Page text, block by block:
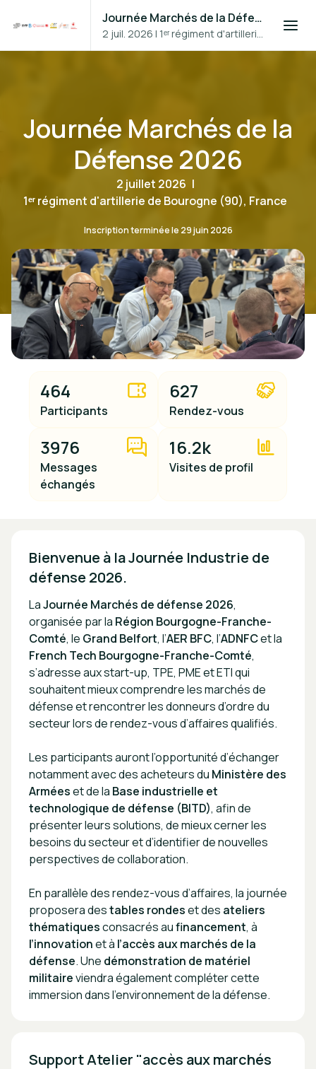
Journée Marchés de la Défense 2026
2 juil. 2026 |1ᵉʳ régiment d'artillerie
de Bourogne (90), France
Journée Marchés de la
Défense 2026
2 juillet 2026 |
1ᵉʳ régiment d'artillerie de Bourogne (90), France
Inscription terminée le 29 juin 2026
464
Participants
627
Rendez-vous
3976
Messages
échangés
16.2k
Visites de profil
Bienvenue à la Journée Industrie de
défense 2026.
LaJournée Marchés de défense 2026,
organisée par la Région Bourgogne-Franche-
Comté, le Grand Belfort, l’AER BFC, l’ADNFCet la
French Tech Bourgogne-Franche-Comté,
s’adresse aux start-up, TPE, PME et ETI qui
souhaitent mieux comprendre les marchés de
défense et rencontrer les donneurs d’ordre du
secteur lors de rendez-vous d’affaires qualifiés.
Les participants auront l’opportunité d’échanger
notamment avec des acheteurs du Ministère des
Arméeset de la Base industrielle et
technologique de défense (BITD), afin de
présenter leurs solutions, de mieux cerner les
besoins du secteur et d’identifier de nouvelles
perspectives de collaboration.
En parallèle des rendez-vous d’affaires, la journée
proposera destables rondeset des ateliers
thématiquesconsacrés aufinancement, à
l’innovationet à l’accès aux marchés de la
défense. Une démonstration de matériel
militaireviendra également compléter cette
immersion dans l’environnement de la défense.
Support Atelier "accès aux marchés